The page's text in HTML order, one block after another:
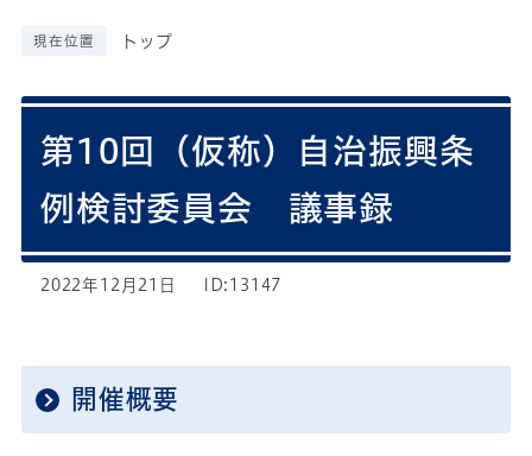
現在位置 トップ
第10回（仮称）自治振興条
例検討委員会 議事録
2022年12月21日 ID:13147
開催概要